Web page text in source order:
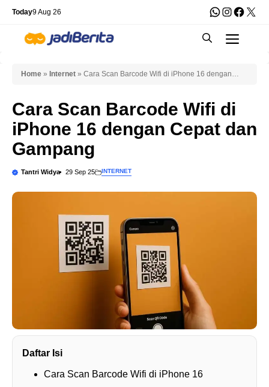
Skip
content
Today9 Aug 26 WhatsApp
X
Home » Internet » Cara Scan Barcode Wifi di iPhone 16 dengan
Cara Scan Barcode Wifi di
iPhone 16 dengan Cepat dan
Gampang
Tantri Widya 29 Sep 25 INTERNET
Daftar Isi
Cara Scan Barcode Wifi di iPhone 16